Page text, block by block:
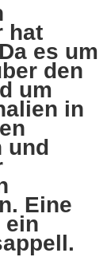
hat
es um
den
um
in
und
Eine
ein